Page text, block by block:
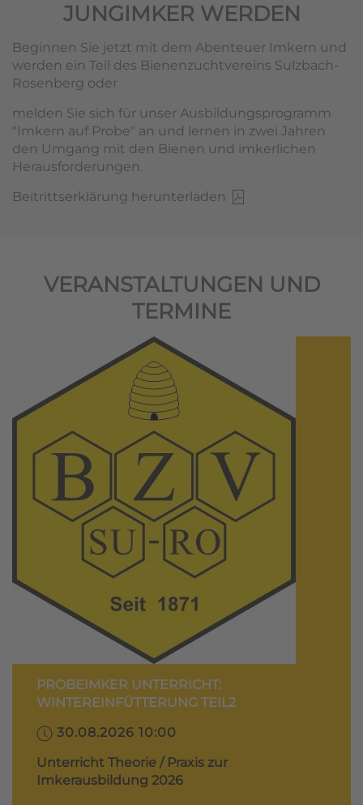
JUNGIMKER WERDEN
Beginnen Sie jetzt mit dem Abenteuer Imkern und
werden ein Teil des Bienenzuchtvereins Sulzbach-
Rosenberg oder
melden Sie sich für unser Ausbildungsprogramm
"Imkern auf Probe" an und lernen in zwei Jahren
den Umgang mit den Bienen und imkerlichen
Herausforderungen.
Beitrittserklärung herunterladen
VERANSTALTUNGEN UND
TERMINE
PROBEIMKER UNTERRICHT:
WINTEREINFÜTTERUNG TEIL2
30.08.2026 10:00
Unterricht Theorie / Praxis zur
Imkerausbildung 2026